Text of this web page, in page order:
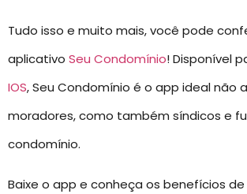
Tudo isso e muito mais, você pode
aplicativo Seu Condomínio! Disponível
IOS, Seu Condomínio é o app ideal não
moradores, como também síndicos e
condomínio.
Baixe o app e conheça os benefícios